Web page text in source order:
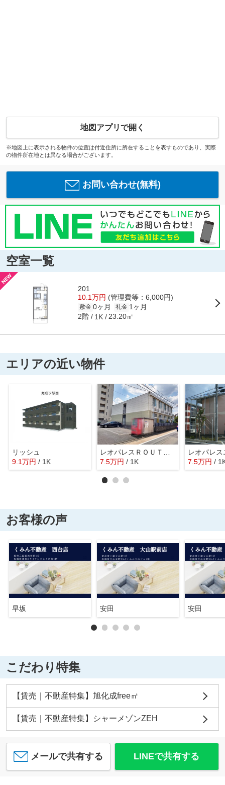
地図アプリで開く
※地図上に表示される物件の位置は付近住所に所在することを表すものであり、実際
の物件所在地とは異なる場合がございます。
お問い合わせ(無料)
空室一覧
201
10.1万円 (管理費等：6,000円)
敷金 0ヶ月 礼金 1ヶ月
2階 1K 23.20㎡
エリアの近い物件
リッシュ
9.1万円 / 1K
レオパレスＲＯＵＴＥ－１７
7.5万円 / 1K 7.5万円 /
お客様の声
早坂 安田 安田
こだわり特集
【賃売｜不動産特集】旭化成free㎡
【賃売｜不動産特集】シャーメゾンZEH
メールで共有する LINEで共有する